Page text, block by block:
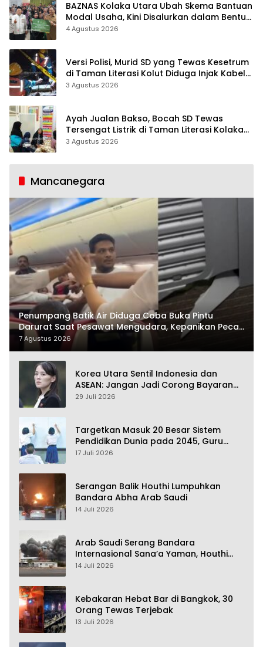
BAZNAS Kolaka Utara Ubah Skema Bantuan
Modal Usaha, Kini Disalurkan dalam Bentuk
Barang Senilai Rp419,5 Juta
4 Agustus 2026
Versi Polisi, Murid SD yang Tewas Kesetrum
di Taman Literasi Kolut Diduga Injak Kabel
Beraliran Listrik
3 Agustus 2026
Ayah Jualan Bakso, Bocah SD Tewas
Tersengat Listrik di Taman Literasi Kolaka
Utara
3 Agustus 2026
Mancanegara
Penumpang Batik Air Diduga Coba Buka Pintu
Darurat Saat Pesawat Mengudara, Kepanikan Pecah
di Dalam Kabin
7 Agustus 2026
Korea Utara Sentil Indonesia dan
ASEAN: Jangan Jadi Corong Bayaran
Amerika Serikat
29 Juli 2026
Targetkan Masuk 20 Besar Sistem
Pendidikan Dunia pada 2045, Guru
Dapat Tunjangan hingga 100 Persen
17 Juli 2026
Serangan Balik Houthi Lumpuhkan
Bandara Abha Arab Saudi
14 Juli 2026
Arab Saudi Serang Bandara
Internasional Sana’a Yaman, Houthi
Siap Serang Balik
14 Juli 2026
Kebakaran Hebat Bar di Bangkok, 30
Orang Tewas Terjebak
13 Juli 2026